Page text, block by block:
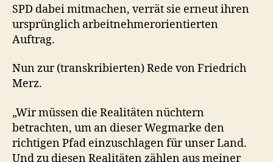
SPD dabei mitmachen, verrät sie erneut ihren
ursprünglich arbeitnehmerorientierten
Auftrag.
Nun zur (transkribierten) Rede von Friedrich
Merz.
„Wir müssen die Realitäten nüchtern
betrachten, um an dieser Wegmarke den
richtigen Pfad einzuschlagen für unser Land.
Und zu diesen Realitäten zählen aus meiner